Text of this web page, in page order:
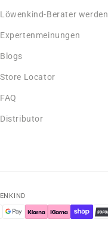
Löwenkind-Berater werden
Expertenmeinungen
Blogs
Store Locator
FAQ
Distributor